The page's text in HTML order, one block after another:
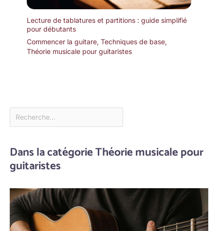
Lecture de tablatures et partitions : guide simplifié
pour débutants
Commencer la guitare, Techniques de base,
Théorie musicale pour guitaristes
Dans la catégorie Théorie musicale pour
guitaristes